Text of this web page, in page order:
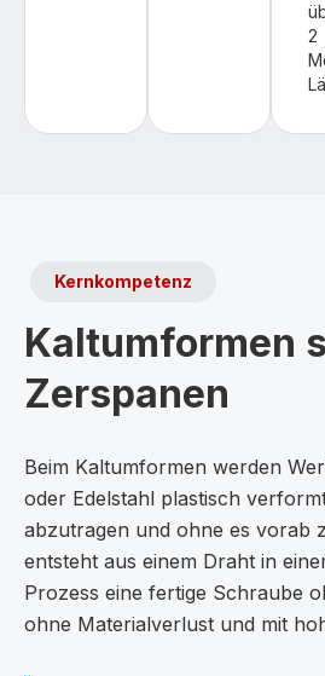
2
Kernkompetenz
Kaltumformen
Zerspanen
Beim Kaltumformen werden
oder Edelstahl plastisch
abzutragen und ohne es vorab
entsteht aus einem Draht in
Prozess eine fertige Schraube
ohne Materialverlust und mit